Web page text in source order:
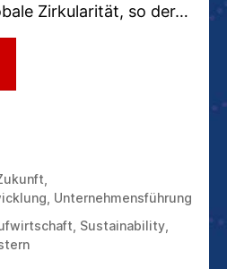
Zirkularität, so der…
Unternehmensführung
Sustainability